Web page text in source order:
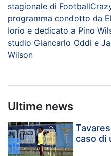
stagionale di
programma condotto da
Iorio e dedicato a Pino
studio Giancarlo Oddi e
Wilson
Ultime news
caso di